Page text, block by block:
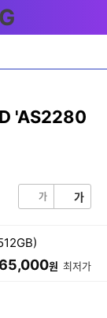
'AS2280
가 가
원 최저가